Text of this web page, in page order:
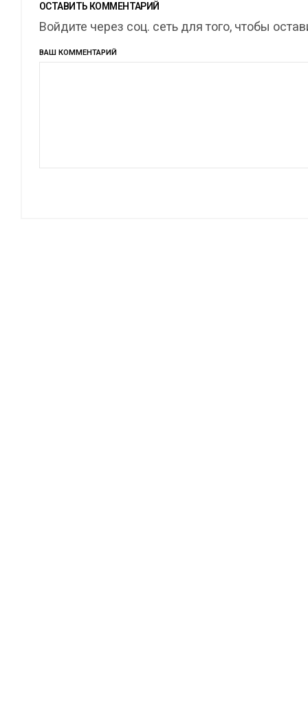
ОСТАВИТЬ КОММЕНТАРИЙ
Войдите через соц. сеть для того, чтобы
ВАШ КОММЕНТАРИЙ